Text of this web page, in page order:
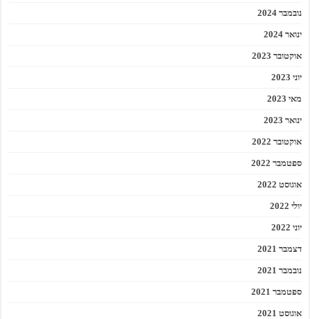
נובמבר 2024
ינואר 2024
אוקטובר 2023
יוני 2023
מאי 2023
ינואר 2023
אוקטובר 2022
ספטמבר 2022
אוגוסט 2022
יולי 2022
יוני 2022
דצמבר 2021
נובמבר 2021
ספטמבר 2021
אוגוסט 2021